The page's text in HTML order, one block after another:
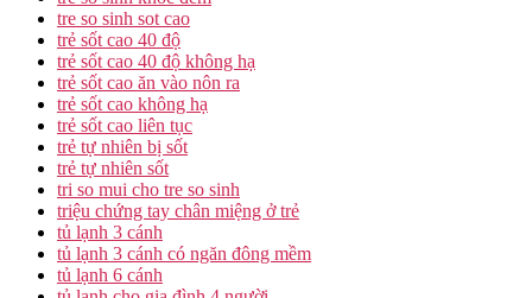
tre so sinh sot cao
trẻ sốt cao 40 độ
trẻ sốt cao 40 độ không hạ
trẻ sốt cao ăn vào nôn ra
trẻ sốt cao không hạ
trẻ sốt cao liên tục
trẻ tự nhiên bị sốt
trẻ tự nhiên sốt
tri so mui cho tre so sinh
triệu chứng tay chân miệng ở trẻ
tủ lạnh 3 cánh
tủ lạnh 3 cánh có ngăn đông mềm
tủ lạnh 6 cánh